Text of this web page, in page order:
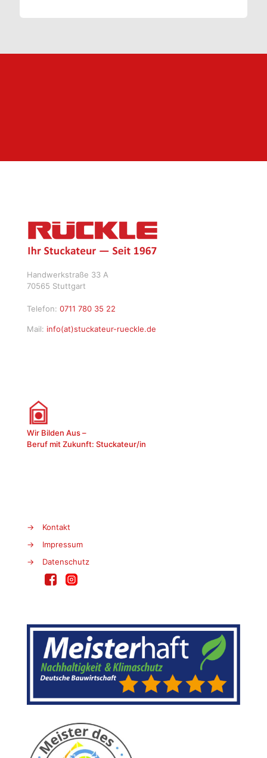
Handwerkstraße 33 A
70565 Stuttgart
Telefon: 0711 780 35 22
Mail: info(at)stuckateur-rueckle.de
Wir Bilden Aus –
Beruf mit Zukunft: Stuckateur/in
→
Kontakt
→
Impressum
→
Datenschutz